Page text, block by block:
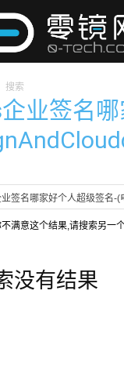
搜索
业签名
满意这个结果,请搜索另一
没有结果